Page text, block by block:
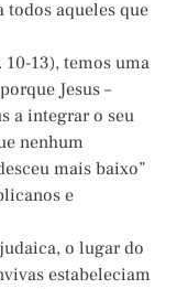
todos aqueles que
10-13), temos uma
Jesus –
a integrar o seu
nenhum
mais baixo”
e
o lugar do
estabeleciam